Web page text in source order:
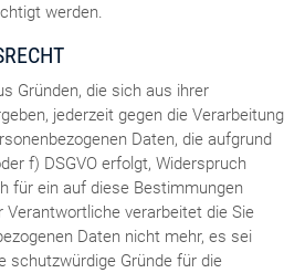
werden.
Gründen, die sich aus ihrer
jederzeit gegen die Verarbeitung
Daten, die aufgrund
f) DSGVO erfolgt, Widerspruch
für ein auf diese Bestimmungen
verarbeitet die Sie
Daten nicht mehr, es sei
schutzwürdige Gründe für die